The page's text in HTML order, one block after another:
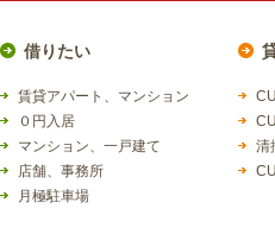
借りたい
賃貸アパート、マンション
０円入居
マンション、一戸建て
店舗、事務所
月極駐車場
清